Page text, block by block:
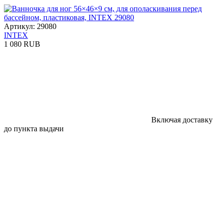
Артикул: 29080
INTEX
1 080 RUB
Включая доставку
до пункта выдачи